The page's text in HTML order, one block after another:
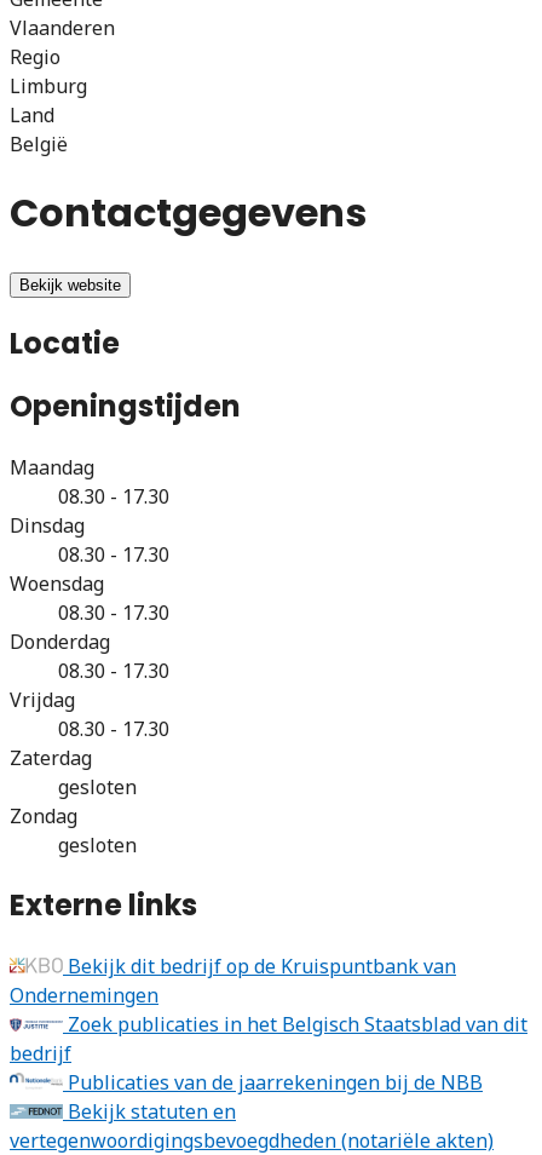
Vlaanderen
Regio
Limburg
Land
België
Contactgegevens
Bekijk website
Locatie
Openingstijden
Maandag
08.30 - 17.30
Dinsdag
08.30 - 17.30
Woensdag
08.30 - 17.30
Donderdag
08.30 - 17.30
Vrijdag
08.30 - 17.30
Zaterdag
gesloten
Zondag
gesloten
Externe links
Bekijk dit bedrijf op de Kruispuntbank van
Ondernemingen
Zoek publicaties in het Belgisch Staatsblad van dit
bedrijf
Publicaties van de jaarrekeningen bij de NBB
Bekijk statuten en
vertegenwoordigingsbevoegdheden (notariële akten)